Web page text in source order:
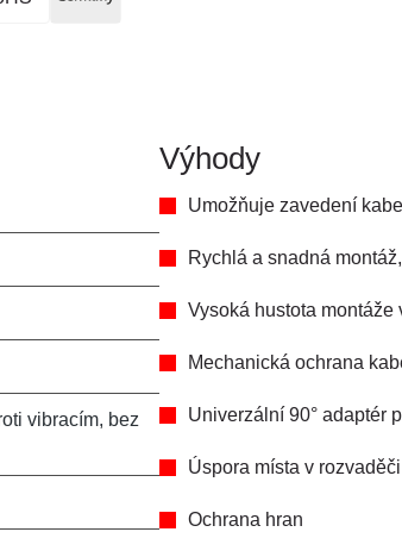
vibracím, bez
Výhody
Umožňuje zavedení
Rychlá a snadná
Vysoká hustota
Mechanická ochrana
Univerzální 90° adaptér
Úspora místa v
Ochrana hran